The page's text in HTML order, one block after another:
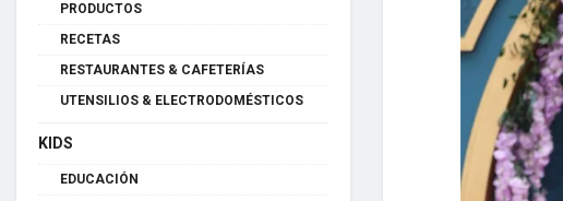
PRODUCTOS
RECETAS
RESTAURANTES & CAFETERÍAS
UTENSILIOS & ELECTRODOMÉSTICOS
KIDS
EDUCACIÓN